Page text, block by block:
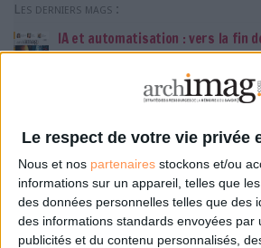
Le respect de votre vie privée
Nous et nos partenaires stockons et/ou
informations sur un appareil, telles que
des données personnelles telles que des
des informations standards envoyées par
publicités et du contenu personnalisés,
Les derniers mags :
IA et automatisation : vers la fin
Bibliothèques : comment survivre
DSI du secteur public : le pivot de
Les derniers guides :